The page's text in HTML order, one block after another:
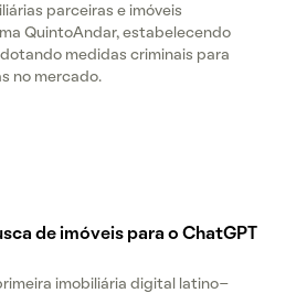
parceiras e imóveis
QuintoAndar, estabelecendo
medidas criminais para
no mercado.
de imóveis para o ChatGPT
imobiliária digital latino-